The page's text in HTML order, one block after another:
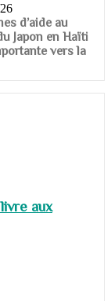
d’aide au
Japon en Haïti
vers la
aux